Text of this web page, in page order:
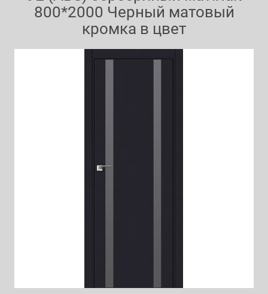
800*2000 Черный матовый
кромка в цвет